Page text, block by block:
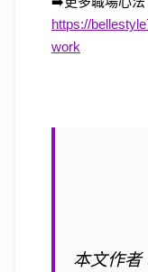
https://
work
本文作者